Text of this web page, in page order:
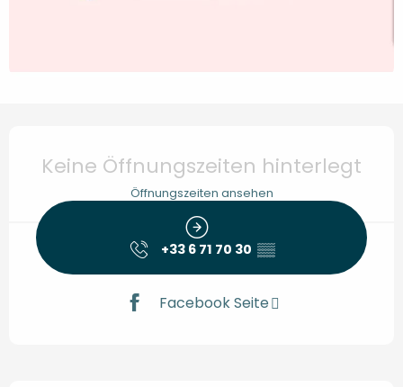
Keine Öffnungszeiten hinterlegt
Öffnungszeiten ansehen
+33 6 71 70 30 ▒▒
Facebook Seite